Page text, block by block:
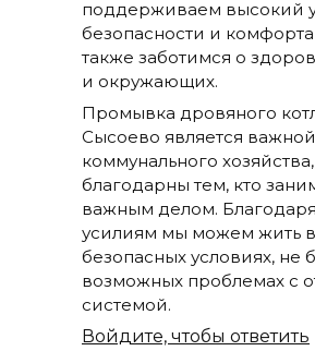
поддерживаем высокий
безопасности и
также заботимся о
и окружающих.
Промывка дровяного
Сысоево является
коммунального
благодарны тем, кто
важным делом.
усилиям мы можем жить
безопасных условиях, не
возможных проблемах с
системой.
Войдите, чтобы ответить